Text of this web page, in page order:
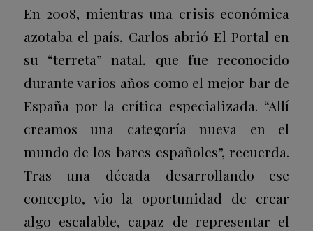
En 2008, mientras una crisis económica
azotaba el país, Carlos abrió El Portal en
su “terreta” natal, que fue reconocido
durante varios años como el mejor bar de
España por la crítica especializada. “Allí
creamos una categoría nueva en el
mundo de los bares españoles”, recuerda.
Tras una década desarrollando ese
concepto, vio la oportunidad de crear
algo escalable, capaz de representar el